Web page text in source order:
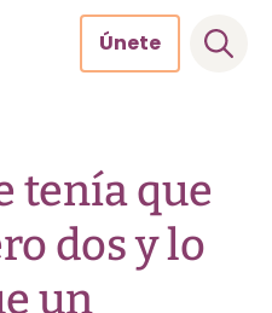
Únete
tenía que
dos y lo
un